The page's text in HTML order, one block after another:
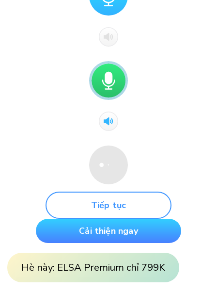
Tiếp tục
Cải thiện ngay
Hè này: ELSA Premium chỉ 799K